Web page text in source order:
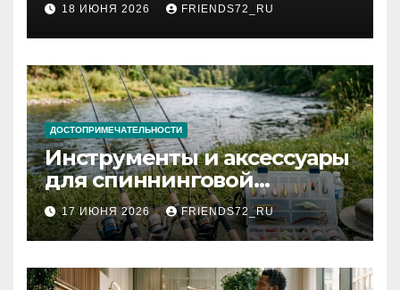
и список необходимых
документов
18 ИЮНЯ 2026 FRIENDS72_RU
ДОСТОПРИМЕЧАТЕЛЬНОСТИ
Инструменты и аксессуары
для спиннинговой
рыбалки: назначение и
типы
17 ИЮНЯ 2026 FRIENDS72_RU